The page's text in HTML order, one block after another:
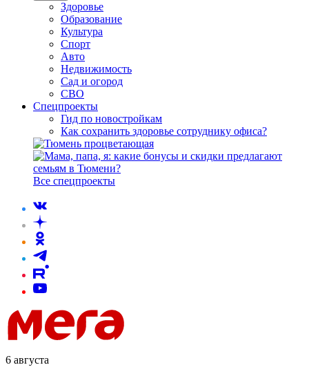
Здоровье
Образование
Культура
Спорт
Авто
Недвижимость
Сад и огород
СВО
Спецпроекты
Гид по новостройкам
Как сохранить здоровье сотруднику офиса?
Все спецпроекты
6 августа